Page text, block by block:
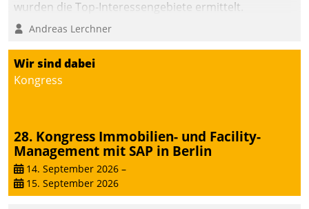
wurden die Top-Interessengebiete ermittelt.
Andreas Lerchner
Wir sind dabei
Kongress
28. Kongress Immobilien- und Facility-
Management mit SAP in Berlin
14. September 2026 –
15. September 2026